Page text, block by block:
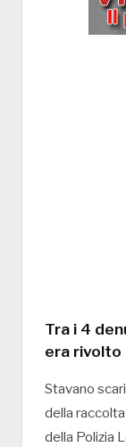
Tra i 4
era rivolto
Stavano
della
della Polizia